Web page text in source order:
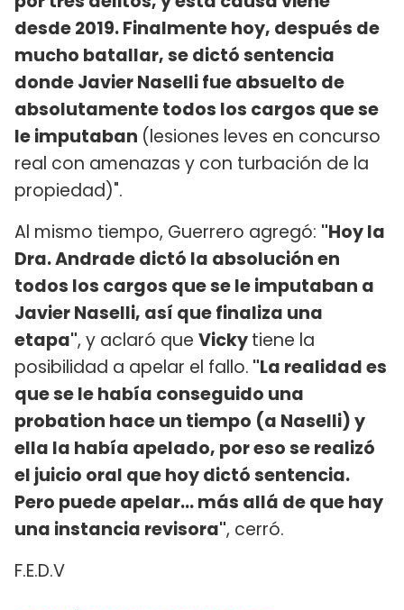
desde 2019. Finalmente hoy, después de
mucho batallar, se dictó sentencia
donde Javier Naselli fue absuelto de
absolutamente todos los cargos que se
le imputaban (lesiones leves en concurso
real con amenazas y con turbación de la
propiedad)".
Al mismo tiempo, Guerrero agregó: "Hoy la
Dra. Andrade dictó la absolución en
todos los cargos que se le imputaban a
Javier Naselli, así que finaliza una
etapa", y aclaró que Vickytiene la
posibilidad a apelar el fallo. "La realidad es
que se le había conseguido una
probation hace un tiempo (a Naselli) y
ella la había apelado, por eso se realizó
el juicio oral que hoy dictó sentencia.
Pero puede apelar... más allá de que hay
una instancia revisora", cerró.
F.E.D.V